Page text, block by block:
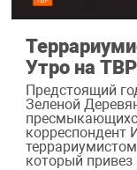
Утро на
Предстоящий
Зеленой
корреспондент
который